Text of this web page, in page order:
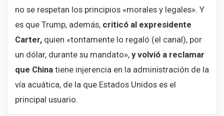
no se respetan los principios «morales y legales». Y
es que Trump, además, criticó al expresidente
Carter, quien «tontamente lo regaló (el canal), por
un dólar, durante su mandato», y volvió a reclamar
que China tiene injerencia en la administración de la
vía acuática, de la que Estados Unidos es el
principal usuario.